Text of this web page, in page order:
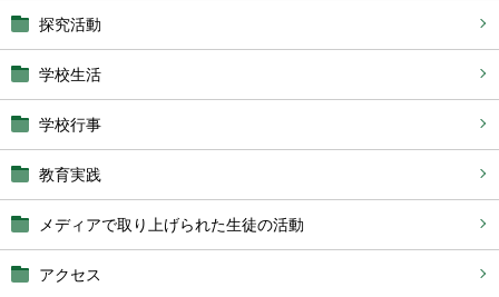
探究活動
学校生活
学校行事
教育実践
メディアで取り上げられた生徒の活動
アクセス